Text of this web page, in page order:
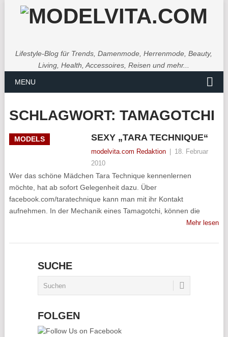
Lifestyle-Blog für Trends, Damenmode, Herrenmode, Beauty,
Living, Health, Accessoires, Reisen und mehr...
MENU
SCHLAGWORT: TAMAGOTCHI
MODELS SEXY „TARA TECHNIQUE“
modelvita.com Redaktion
18. Februar
2010
Wer das schöne Mädchen Tara Technique kennenlernen
möchte, hat ab sofort Gelegenheit dazu. Über
facebook.com/taratechnique kann man mit ihr Kontakt
aufnehmen. In der Mechanik eines Tamagotchi, können die
Mehr lesen
SUCHE
FOLGEN